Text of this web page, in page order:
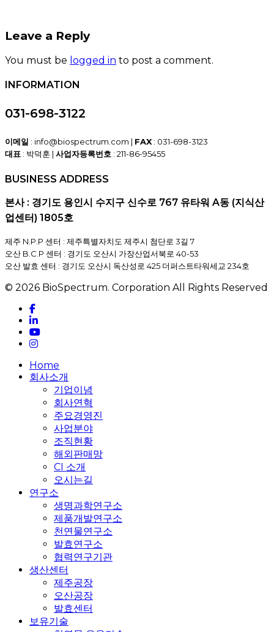
Leave a Reply
You must be logged in to post a comment.
INFORMATION
031-698-3122
이메일 : info@biospectrum.com | FAX: 031-698-3123
대표 : 박덕훈 | 사업자등록번호 : 211-86-95455
BUSINESS ADDRESS
본사 : 경기도 용인시 수지구 신수로 767 유타워 A동 (지식산
업센터) 1805호
제주 N.P.P 센터 : 제주특별자치도 제주시 첨단로 3길 7
오산 B.C.P 센터 : 경기도 오산시 가장산업서북로 40-53
오산 발효 센터 : 경기도 오산시 독산성로 425 더퍼스트타워세교 234호
© 2026 BioSpectrum. Corporation All Rights Reserved
facebook
linkedin
youtube
instagram
Close
Menu
Home
회사소개
기업이념
회사연혁
주요경영진
사업분야
조직현황
해외판매망
CI 소개
오시는길
연구소
생명과학연구소
제품개발연구소
천연물연구소
발효연구소
협력연구기관
생산센터
제주공장
오산공장
발효센터
보유기술